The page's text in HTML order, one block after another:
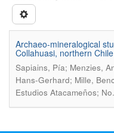
Archaeo-mineralogical
Collahuasi, northern Chile
Sapiains, Pía; Menzies,
Hans-Gerhard; Mille,
Estudios Atacameños;